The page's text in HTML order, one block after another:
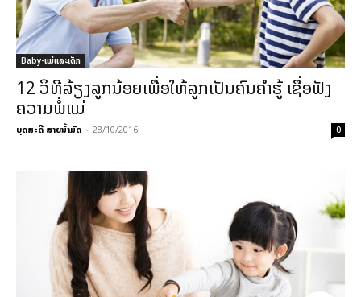
Baby-ແມ່ແລະເດັກ
12 ວິທີລ້ຽງລູກນ້ອຍເພື່ອໃຫ້ລູກເປັນຄົນຄຳຮູ້ ເຊື່ອຟັງ
ຄວາມພໍ່ແມ່
ບຸດສະດີ ສາຍນ້ຳມັດ - 28/10/2016 0